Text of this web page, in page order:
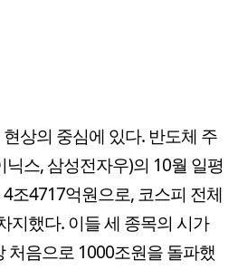
상의 중심에 있다. 반도체 주
닉스, 삼성전자우)의 10월 일평
조4717억원으로, 코스피 전체
지했다. 이들 세 종목의 시가
처음으로 1000조원을 돌파했